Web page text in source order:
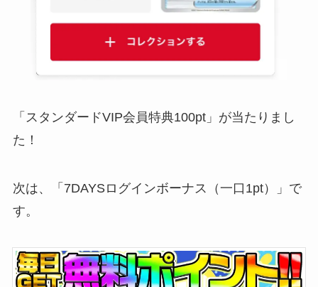
「スタンダードVIP会員特典100pt」が当たりまし
た！
次は、「7DAYSログインボーナス（一口1pt）」で
す。